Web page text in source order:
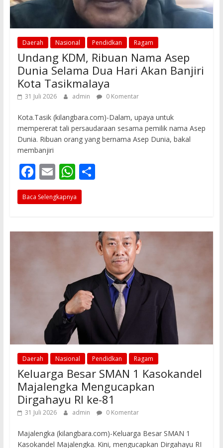
Daerah Nasional Pendidkan Ragam
Undang KDM, Ribuan Nama Asep
Dunia Selama Dua Hari Akan Banjiri
Kota Tasikmalaya
31 Juli 2026 admin 0 Komentar
Kota.Tasik (kilangbara.com)-Dalam, upaya untuk
mempererat tali persaudaraan sesama pemilik nama Asep
Dunia. Ribuan orang yang bernama Asep Dunia, bakal
membanjiri
F
ac
e
o
E
m
ai
W
h
at
A
S
Baca Selengkapnya
Daerah Nasional Pendidkan Ragam
Keluarga Besar SMAN 1 Kasokandel
Majalengka Mengucapkan
Dirgahayu RI ke-81
31 Juli 2026 admin 0 Komentar
Majalengka (kilangbara.com)-Keluarga Besar SMAN 1
Kasokandel Majalengka. Kini, mengucapkan Dirgahayu RI